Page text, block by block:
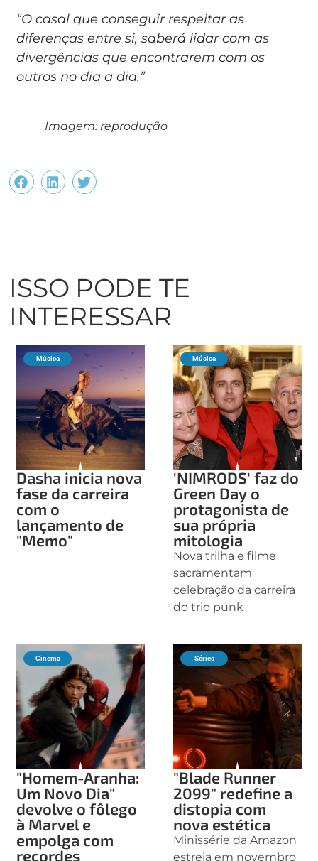
“O casal que conseguir respeitar as
diferenças entre si, saberá lidar com as
divergências que encontrarem com os
outros no dia a dia.”
Imagem: reprodução
ISSO PODE TE
INTERESSAR
Música
Dasha inicia nova
fase da carreira
com o
lançamento de
"Memo"
Música
'NIMRODS' faz do
Green Day o
protagonista de
sua própria
mitologia
Nova trilha e filme
sacramentam
celebração da carreira
do trio punk
Cinema
"Homem-Aranha:
Um Novo Dia"
devolve o fôlego
à Marvel e
empolga com
recordes
Séries
"Blade Runner
2099" redefine a
distopia com
nova estética
Minissérie da Amazon
estreia em novembro